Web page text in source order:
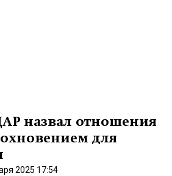
назвал отношения
для
2025 17:54